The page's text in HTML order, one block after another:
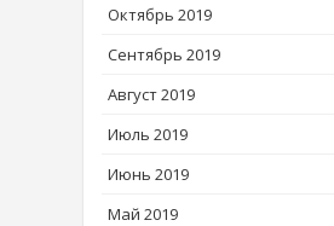
Октябрь 2019
Сентябрь 2019
Август 2019
Июль 2019
Июнь 2019
Май 2019